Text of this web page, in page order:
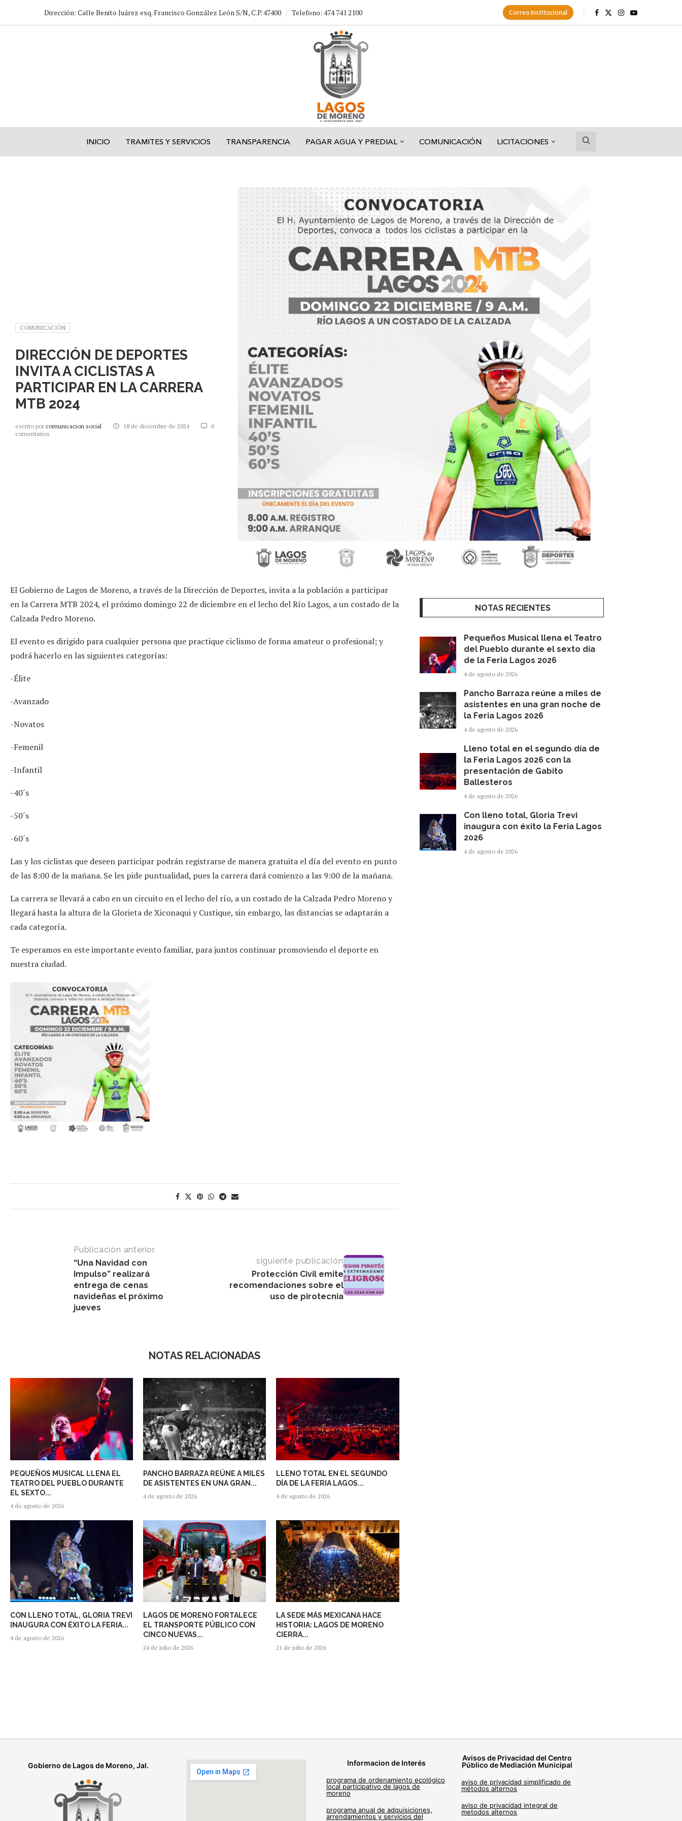
Dirección: Calle Benito Juárez esq. Francisco González León S/N, C.P. 47400 Telefono: 474 741 2100 Correo Institucional
INICIO TRAMITES Y SERVICIOS TRANSPARENCIA PAGAR AGUA Y PREDIAL COMUNICACIÓN LICITACIONES
COMUNICACIÓN
DIRECCIÓN DE DEPORTES
INVITA A CICLISTAS A
PARTICIPAR EN LA CARRERA
MTB 2024
escrito por comunicacion social 18 de diciembre de 2024
0
comentarios
El Gobierno de Lagos de Moreno, a través de la Dirección de Deportes, invita a la población a participar
en la Carrera MTB 2024, el próximo domingo 22 de diciembre en el lecho del Río Lagos, a un costado de la
Calzada Pedro Moreno.
El evento es dirigido para cualquier persona que practique ciclismo de forma amateur o profesional; y
podrá hacerlo en las siguientes categorías:
-Élite
-Avanzado
-Novatos
-Femenil
-Infantil
-40´s
-50´s
-60´s
Las y los ciclistas que deseen participar podrán registrarse de manera gratuita el día del evento en punto
de las 8:00 de la mañana. Se les pide puntualidad, pues la carrera dará comienzo a las 9:00 de la mañana.
La carrera se llevará a cabo en un circuito en el lecho del río, a un costado de la Calzada Pedro Moreno y
llegará hasta la altura de la Glorieta de Xiconaqui y Custique, sin embargo, las distancias se adaptarán a
cada categoría.
Te esperamos en este importante evento familiar, para juntos continuar promoviendo el deporte en
nuestra ciudad.
Publicación anterior
“Una Navidad con
Impulso” realizará
entrega de cenas
navideñas el próximo
jueves
siguiente publicación
Protección Civil emite
recomendaciones sobre el
uso de pirotecnia
NOTAS RELACIONADAS
PEQUEÑOS MUSICAL LLENA EL
TEATRO DEL PUEBLO DURANTE
EL SEXTO...
4 de agosto de 2026
PANCHO BARRAZA REÚNE A MILES
DE ASISTENTES EN UNA GRAN...
4 de agosto de 2026
LLENO TOTAL EN EL SEGUNDO
DÍA DE LA FERIA LAGOS...
4 de agosto de 2026
CON LLENO TOTAL, GLORIA TREVI
INAUGURA CON ÉXITO LA FERIA...
4 de agosto de 2026
LAGOS DE MORENO FORTALECE
EL TRANSPORTE PÚBLICO CON
CINCO NUEVAS...
24 de julio de 2026
LA SEDE MÁS MEXICANA HACE
HISTORIA: LAGOS DE MORENO
CIERRA...
21 de julio de 2026
NOTAS RECIENTES
Pequeños Musical llena el Teatro
del Pueblo durante el sexto día
de la Feria Lagos 2026
4 de agosto de 2026
Pancho Barraza reúne a miles de
asistentes en una gran noche de
la Feria Lagos 2026
4 de agosto de 2026
Lleno total en el segundo día de
la Feria Lagos 2026 con la
presentación de Gabito
Ballesteros
4 de agosto de 2026
Con lleno total, Gloria Trevi
inaugura con éxito la Feria Lagos
2026
4 de agosto de 2026
Gobierno de Lagos de Moreno, Jal. Informacion de Interés
programa de ordenamiento ecológico
local participativo de lagos de
moreno
programa anual de adquisiciones,
arrendamientos y servicios del
Avisos de Privacidad del Centro
Público de Mediación Municipal
aviso de privacidad simplificado de
métodos alternos
aviso de privacidad integral de
metodos alternos